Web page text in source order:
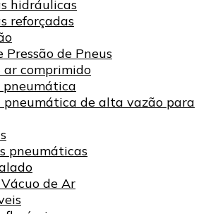
hidráulicas
reforçadas
Pressão de Pneus
ar comprimido
pneumática
pneumática de alta vazão para
pneumáticas
de Ar